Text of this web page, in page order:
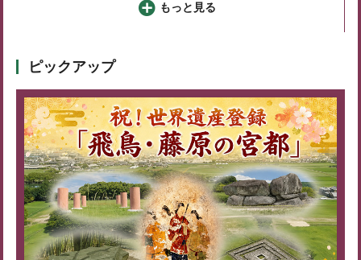
もっと見る
ピックアップ